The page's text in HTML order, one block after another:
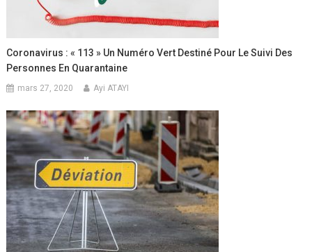
Coronavirus : « 113 » Un Numéro Vert Destiné Pour Le Suivi Des
Personnes En Quarantaine
mars 27, 2020 Ayi ATAYI